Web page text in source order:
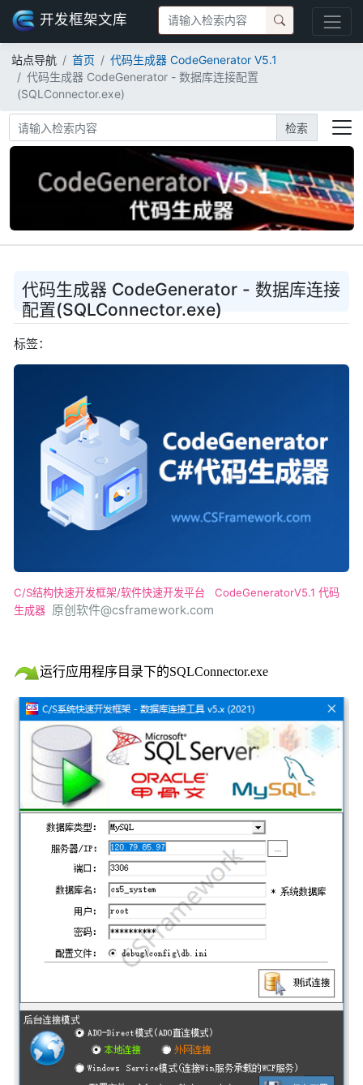
开发框架文库
站点导航 首页
代码生成器 CodeGenerator V5.1
代码生成器 CodeGenerator - 数据库连接配置
(SQLConnector.exe)
检索
代码生成器 CodeGenerator - 数据库连接
配置(SQLConnector.exe)
标签：
C/S结构快速开发框架/软件快速开发平台
CodeGeneratorV5.1 代码
生成器 原创软件@csframework.com
运行应用程序目录下的SQLConnector.exe